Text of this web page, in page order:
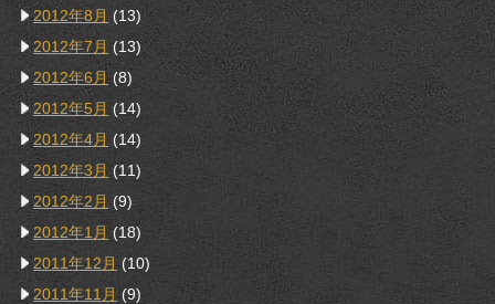
2012年8月 (13)
2012年7月 (13)
2012年6月 (8)
2012年5月 (14)
2012年4月 (14)
2012年3月 (11)
2012年2月 (9)
2012年1月 (18)
2011年12月 (10)
2011年11月 (9)